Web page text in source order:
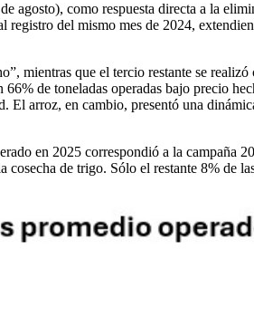
agosto), como respuesta directa a la
del mismo mes de 2024,
mientras que el tercio restante se
de toneladas operadas bajo precio
arroz, en cambio, presentó una
en 2025 correspondió a la campaña
de trigo. Sólo el restante 8% de